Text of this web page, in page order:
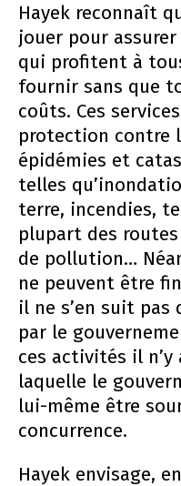
Hayek reconnaît
jouer pour
qui profitent à
fournir sans que
coûts. Ces
protection contre
épidémies et
telles
terre, incendies,
plupart des
de pollution…
ne peuvent être
il ne s’en suit pas
par le
ces activités il
laquelle le
lui-même être
concurrence.
Hayek envisage,